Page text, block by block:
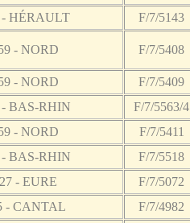
- HÉRAULT F/7/5143
- NORD F/7/5408
- NORD F/7/5409
- BAS-RHIN F/7/5563/4
- NORD F/7/5411
- BAS-RHIN F/7/5518
27 - EURE F/7/5072
- CANTAL F/7/4982